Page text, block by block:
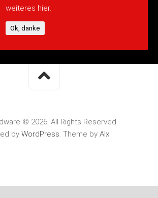
© 2026. All Rights Reserved.
by WordPress. Theme by Alx.
weiteres hier.
Ok, danke